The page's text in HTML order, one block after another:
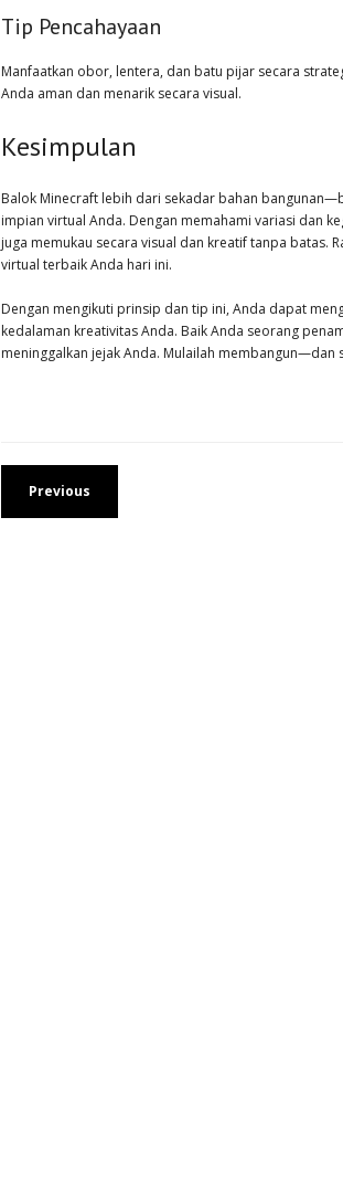
Tip Pencahayaan
Manfaatkan obor, lentera, dan batu pijar secara
Anda aman dan menarik secara visual.
Kesimpulan
Balok Minecraft lebih dari sekadar bahan
impian virtual Anda. Dengan memahami variasi dan
juga memukau secara visual dan kreatif tanpa batas.
virtual terbaik Anda hari ini.
Dengan mengikuti prinsip dan tip ini, Anda dapat
kedalaman kreativitas Anda. Baik Anda seorang
meninggalkan jejak Anda. Mulailah membangun—dan
Previous